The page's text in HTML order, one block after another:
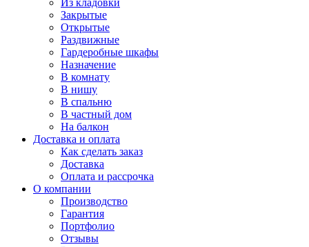
Из кладовки
Закрытые
Открытые
Раздвижные
Гардеробные шкафы
Назначение
В комнату
В нишу
В спальню
В частный дом
На балкон
Доставка и оплата
Как сделать заказ
Доставка
Оплата и рассрочка
О компании
Производство
Гарантия
Портфолио
Отзывы